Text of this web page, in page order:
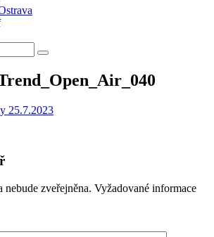
25.7.2023
nebude zveřejněna. Vyžadované informace